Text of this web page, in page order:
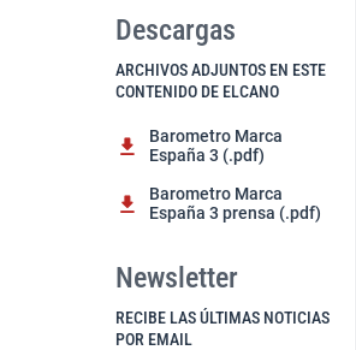
Descargas
ARCHIVOS ADJUNTOS EN ESTE
CONTENIDO DE ELCANO
Barometro Marca
España 3 (.pdf)
Barometro Marca
España 3 prensa (.pdf)
Newsletter
RECIBE LAS ÚLTIMAS NOTICIAS
POR EMAIL